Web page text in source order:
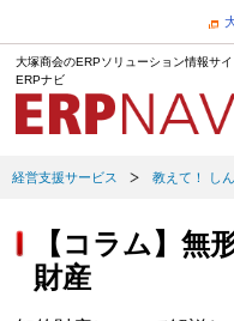
大塚商会のERPソリューション情報サイ
ERPナビ
経営支援サービス 教えて！ し
【コラム】無
財産